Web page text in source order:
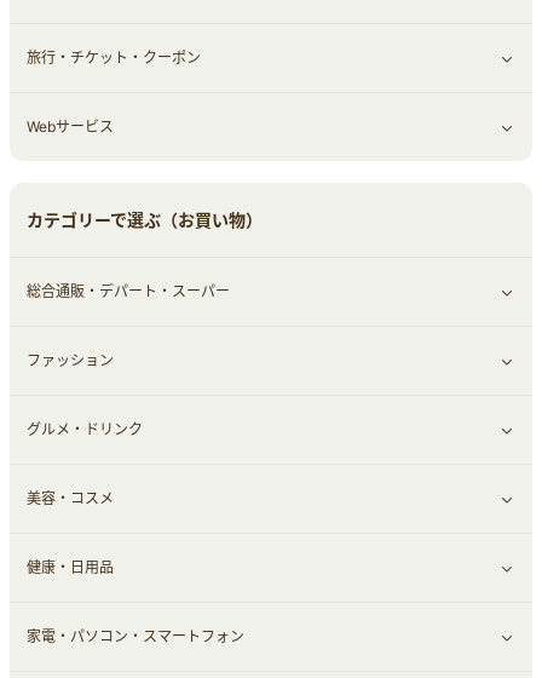
エコ・エネルギー
車情報・カーシェア・レンタル
仕事・転職
オフィス・文具
すべて見る
ゲーム・趣味
旅行・チケット・クーポン
すべて見る
Webサービス
カテゴリーで選ぶ（お買い物）
総合通販・デパート・スーパー
すべて見る
総合通販
デパート・スーパー
ファッション
すべて見る
ファッション
インナー・下着
靴・フットウェア
グルメ・ドリンク
すべて見る
グルメ
ドリンク
美容・コスメ
すべて見る
スキンケア
健康・日用品
すべて見る
家電・パソコン・スマートフォン